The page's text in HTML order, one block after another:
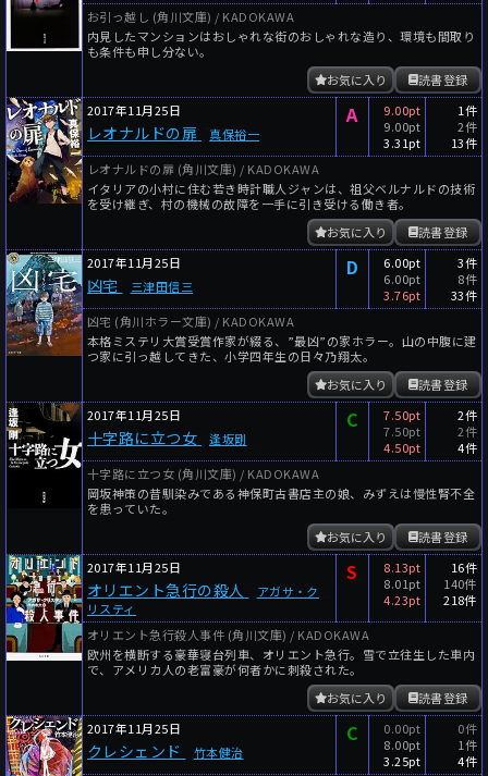
お引っ越し (角川文庫) / KADOKAWA
内見したマンションはおしゃれな街のおしゃれな造り、環境も間取り
も条件も申し分ない。
読書登録
お気に入り
2017年11月25日
レオナルドの扉 真保裕一
A
9.00pt
9.00pt
3.31pt
1件
2件
13件
レオナルドの扉 (角川文庫) / KADOKAWA
イタリアの小村に住む若き時計職人ジャンは、祖父ベルナルドの技術
を受け継ぎ、村の機械の故障を一手に引き受ける働き者。
読書登録
お気に入り
2017年11月25日
凶宅 三津田信三
D
6.00pt
6.00pt
3.76pt
3件
8件
33件
凶宅 (角川ホラー文庫) / KADOKAWA
本格ミステリ大賞受賞作家が綴る、”最凶”の家ホラー。山の中腹に建
つ家に引っ越してきた、小学四年生の日々乃翔太。
読書登録
お気に入り
2017年11月25日
十字路に立つ女 逢坂剛
C
7.50pt
7.50pt
4.50pt
2件
2件
4件
十字路に立つ女 (角川文庫) / KADOKAWA
岡坂神策の昔馴染みである神保町古書店主の娘、みずえは慢性腎不全
を患っていた。
読書登録
お気に入り
2017年11月25日
オリエント急行の殺人
アガサ・ク
リスティ
S
8.13pt
8.01pt
4.23pt
16件
140件
218件
オリエント急行殺人事件 (角川文庫) / KADOKAWA
欧州を横断する豪華寝台列車、オリエント急行。雪で立往生した車内
で、アメリカ人の老富豪が何者かに刺殺された。
読書登録
お気に入り
2017年11月25日
クレシェンド 竹本健治
C
0.00pt
8.00pt
3.25pt
0件
1件
4件